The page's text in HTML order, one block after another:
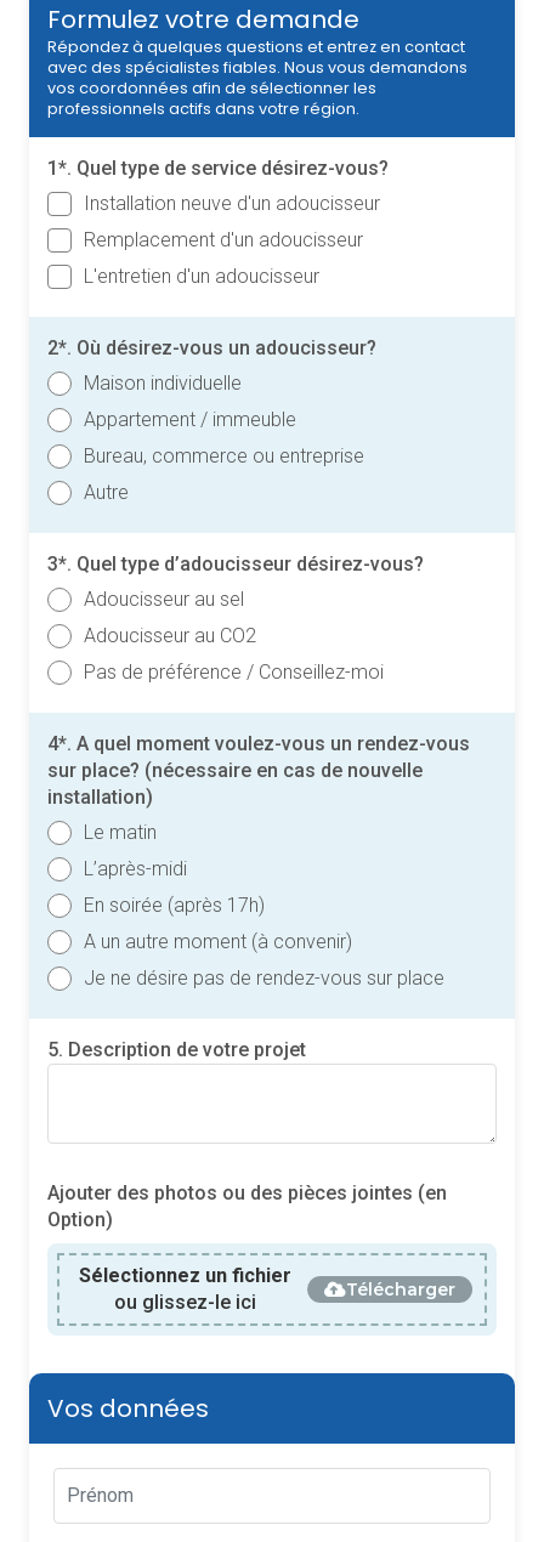
Formulez votre demande
Répondez à quelques questions et entrez en contact
avec des spécialistes fiables. Nous vous demandons
vos coordonnées afin de sélectionner les
professionnels actifs dans votre région.
1*. Quel type de service désirez-vous?
Installation neuve d'un adoucisseur
Remplacement d'un adoucisseur
L'entretien d'un adoucisseur
2*. Où désirez-vous un adoucisseur?
Maison individuelle
Appartement / immeuble
Bureau, commerce ou entreprise
Autre
3*. Quel type d’adoucisseur désirez-vous?
Adoucisseur au sel
Adoucisseur au CO2
Pas de préférence / Conseillez-moi
4*. A quel moment voulez-vous un rendez-vous
sur place? (nécessaire en cas de nouvelle
installation)
Le matin
L’après-midi
En soirée (après 17h)
A un autre moment (à convenir)
Je ne désire pas de rendez-vous sur place
5. Description de votre projet
Ajouter des photos ou des pièces jointes (en
Option)
Sélectionnez un fichier
ou glissez-le ici
Télécharger
Vos données